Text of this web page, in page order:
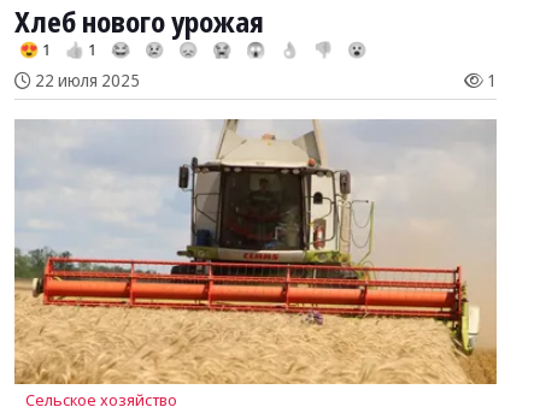
Хлеб нового урожая
😍 1 👍 1 😂 😢 😞 😭 😱 👌 👎 😮
22 июля 2025 1
Сельское хозяйство